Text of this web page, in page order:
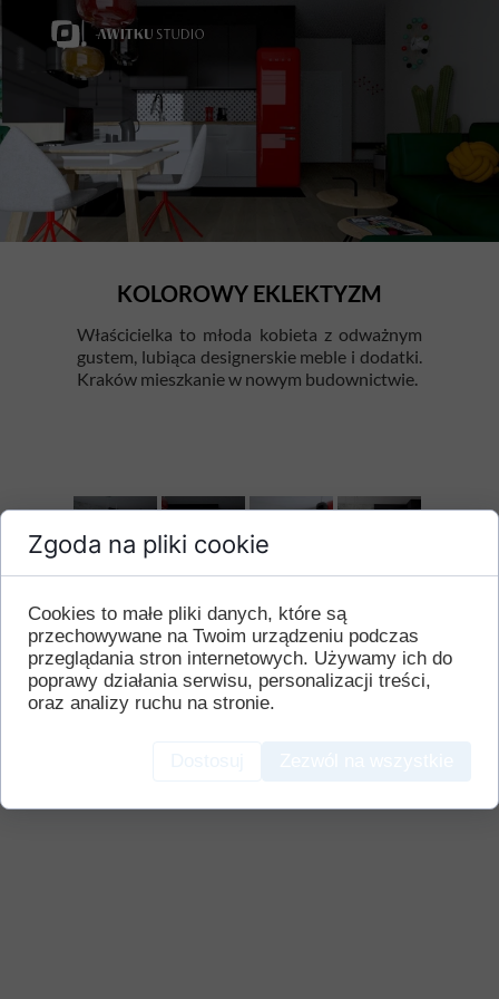
Właścicielka to młoda kobieta z odważnym
gustem, lubiąca designerskie meble i dodatki.
Kraków mieszkanie w nowym budownictwie.
KOLOROWY EKLEKTYZM
Zgoda na pliki cookie
Cookies to małe pliki danych, które są
przechowywane na Twoim urządzeniu podczas
przeglądania stron internetowych. Używamy ich do
poprawy działania serwisu, personalizacji treści,
oraz analizy ruchu na stronie.